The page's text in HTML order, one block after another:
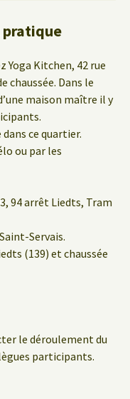
pratique
Yoga Kitchen, 42 rue
chaussée. Dans le
maison maître il y
ce quartier.
ou par les
94 arrêt Liedts, Tram
Servais.
(139) et chaussée
le déroulement du
participants.